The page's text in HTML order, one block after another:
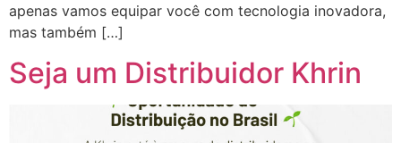
apenas vamos equipar você com tecnologia inovadora,
mas também […]
Seja um Distribuidor Khrin